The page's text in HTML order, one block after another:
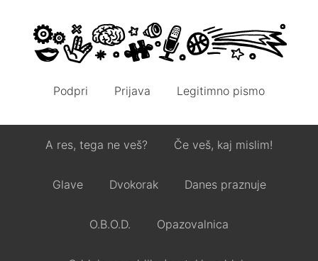
Podpri Prijava Legitimno pismo
A res, tega ne veš? Če veš, kaj mislim!
Glave Dvokorak Danes praznuje
O.B.O.D. Opazovalnica